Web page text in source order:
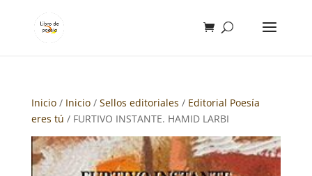
Inicio/ Inicio/ Sellos editoriales / Editorial Poesía
eres tú / FURTIVO INSTANTE. HAMID LARBI